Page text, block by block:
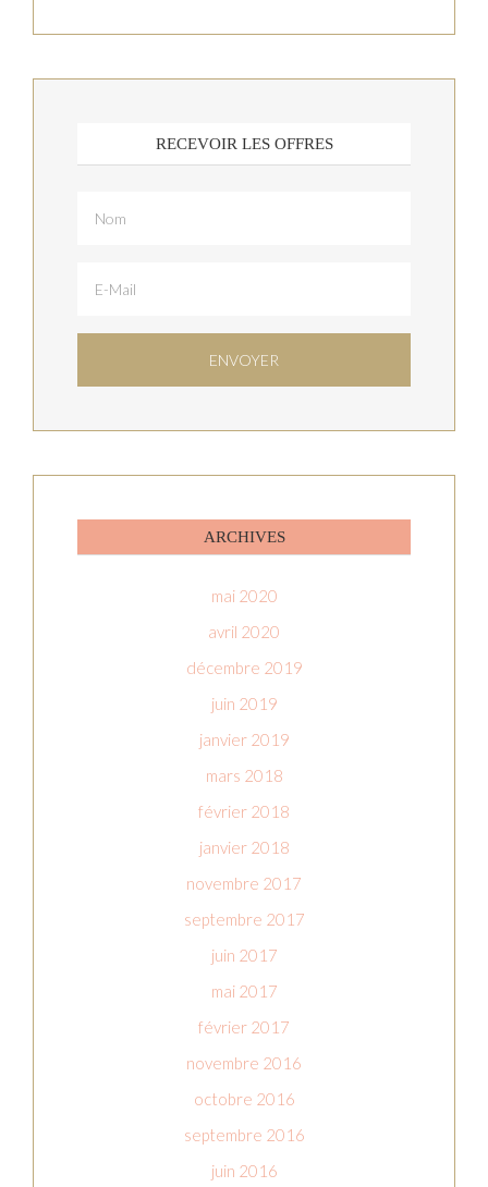
RECEVOIR LES OFFRES
ARCHIVES
mai 2020
avril 2020
décembre 2019
juin 2019
janvier 2019
mars 2018
février 2018
janvier 2018
novembre 2017
septembre 2017
juin 2017
mai 2017
février 2017
novembre 2016
octobre 2016
septembre 2016
juin 2016